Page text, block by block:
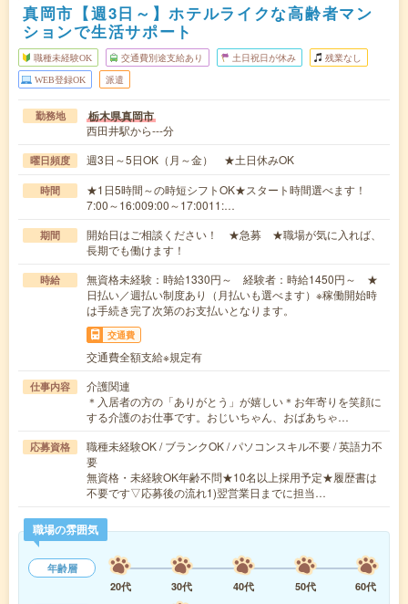
真岡市【週3日～】ホテルライクな高齢者マン
ションで生活サポート
職種未経験OK 交通費別途支給あり 土日祝日が休み 残業なし
WEB登録OK 派遣
勤務地 栃木県真岡市
西田井駅から---分
曜日頻度 週3日～5日OK（月～金） ★土日休みOK
時間
★1日5時間～の時短シフトOK★スタート時間選べます！
7:00～16:009:00～17:0011:…
期間
開始日はご相談ください！ ★急募 ★職場が気に入れば、
長期でも働けます！
時給
無資格未経験：時給1330円～ 経験者：時給1450円～ ★
日払い／週払い制度あり（月払いも選べます）※稼働開始時
は手続き完了次第のお支払いとなります。
交通費
交通費全額支給※規定有
仕事内容
介護関連
＊入居者の方の「ありがとう」が嬉しい＊お年寄りを笑顔に
する介護のお仕事です。おじいちゃん、おばあちゃ…
応募資格
職種未経験OK / ブランクOK / パソコンスキル不要 / 英語力不
要
無資格・未経験OK年齢不問★10名以上採用予定★履歴書は
不要です▽応募後の流れ1)翌営業日までに担当…
職場の雰囲気
年齢層
20代
30代 40代 50代
60代